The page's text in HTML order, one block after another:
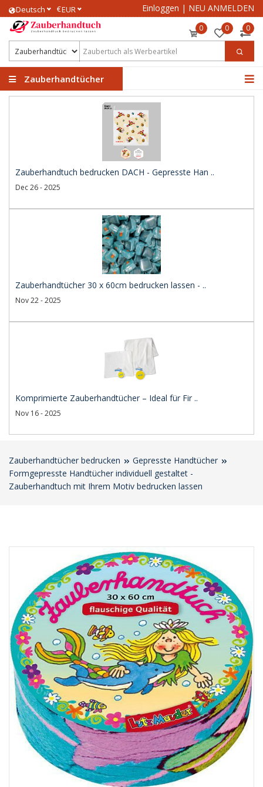
Deutsch €EUR Einloggen | NEU ANMELDEN
0 0 0
Zauberhandtücher
Zauberhandtuch bedrucken DACH - Gepresste Han ..
Dec 26 - 2025
Zauberhandtücher 30 x 60cm bedrucken lassen - ..
Nov 22 - 2025
Komprimierte Zauberhandtücher – Ideal für Fir ..
Nov 16 - 2025
Zauberhandtücher bedrucken
Gepresste Handtücher
Formgepresste Handtücher individuell gestaltet -
Zauberhandtuch mit Ihrem Motiv bedrucken lassen